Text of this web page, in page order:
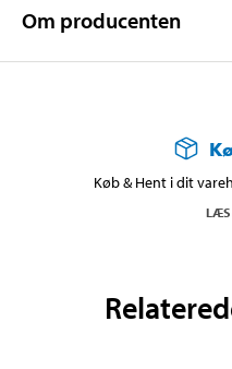
Om producenten
Køb & Hent i dit
LÆS